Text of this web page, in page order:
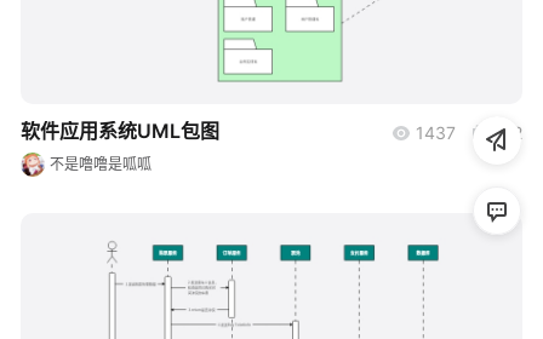
软件应用系统UML包图 1437 172
不是噜噜是呱呱